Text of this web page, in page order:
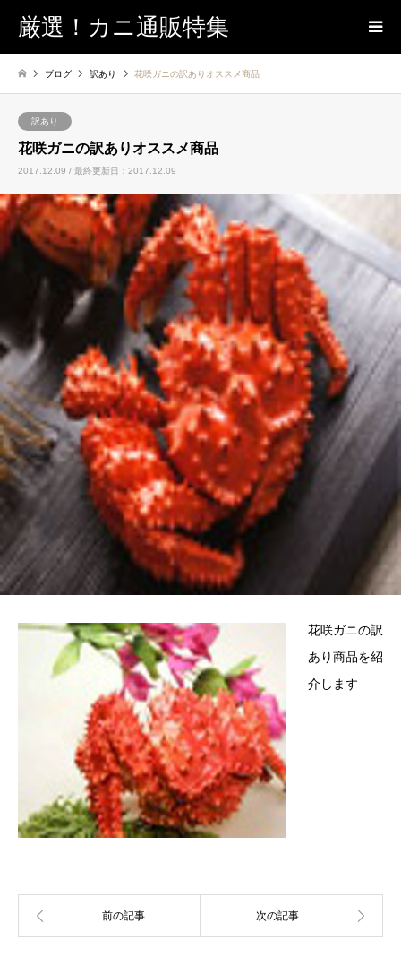
厳選！カニ通販特集
ブログ 訳あり 花咲ガニの訳ありオススメ商品
訳あり
花咲ガニの訳ありオススメ商品
2017.12.09 / 最終更新日：2017.12.09
花咲ガニの訳
あり商品を紹
介します